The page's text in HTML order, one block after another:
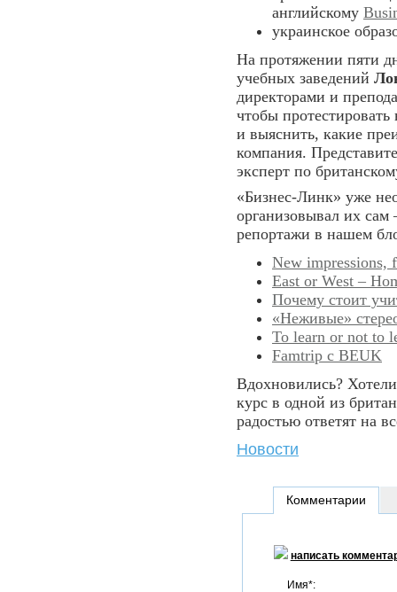
английскому
украинское
На протяжении пяти
учебных заведений
директорами и
чтобы протестировать
и выяснить, какие
компания.
эксперт по
«Бизнес-Линк» уже
организовывал их
репортажи в нашем
New impressions,
East or West –
Почему стоит
«Неживые»
To learn or not to
Famtrip с BEUK
Вдохновились?
курс в одной из
радостью ответят на
Новости
Комментарии
написать
Имя*: